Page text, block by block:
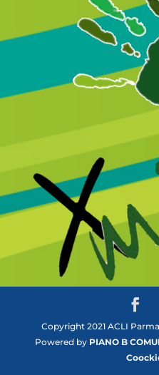
Copyright 2021 ACLI
Powered by PIANO B